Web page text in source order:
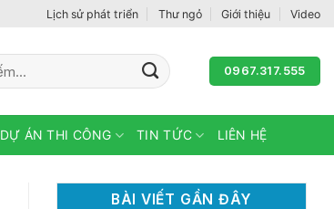
Lịch sử phát triển Thư ngỏ Giới thiệu Video
0967.317.555
DỰ ÁN THI CÔNG TIN TỨC LIÊN HỆ
BÀI VIẾT GẦN ĐÂY